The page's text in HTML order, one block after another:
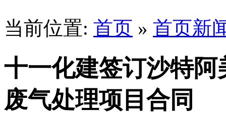
当前位置: 首页 » 首页新
十一化建签订沙特
废气处理项目合同